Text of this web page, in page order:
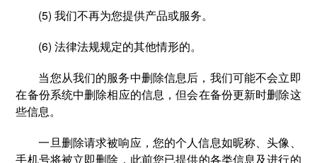
(5) 我们不再为您提供产品或服务。
(6) 法律法规规定的其他情形的。
当您从我们的服务中删除信息后，我们可能不会立即
在备份系统中删除相应的信息，但会在备份更新时删除这
些信息。
一旦删除请求被响应，您的个人信息如昵称、头像、
手机号将被立即删除，此前您已提供的各类信息及进行的